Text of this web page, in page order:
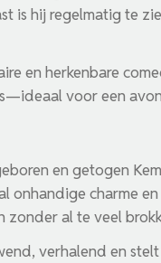
is hij regelmatig te
en herkenbare
voor een
en getogen
onhandige charme
zonder al te veel
verhalend en